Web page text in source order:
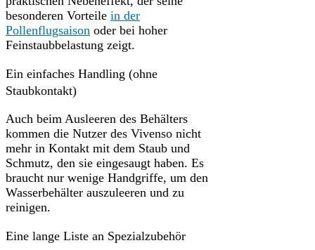
besonderen Vorteile in der
Pollenflugsaison oder bei hoher
Feinstaubbelastung zeigt.
Ein einfaches Handling (ohne
Staubkontakt)
Auch beim Ausleeren des Behälters
kommen die Nutzer des Vivenso nicht
mehr in Kontakt mit dem Staub und
Schmutz, den sie eingesaugt haben. Es
braucht nur wenige Handgriffe, um den
Wasserbehälter auszuleeren und zu
reinigen.
Eine lange Liste an Spezialzubehör